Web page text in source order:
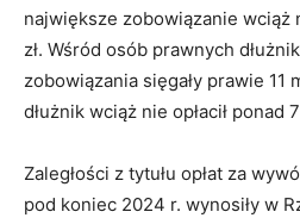
największe zobowiązanie wciąż
zł. Wśród osób prawnych
zobowiązania sięgały prawie 11
dłużnik wciąż nie opłacił ponad
Zaległości z tytułu opłat za
pod koniec 2024 r. wynosiły w